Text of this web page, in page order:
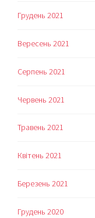
Грудень 2021
Вересень 2021
Серпень 2021
Червень 2021
Травень 2021
Квітень 2021
Березень 2021
Грудень 2020